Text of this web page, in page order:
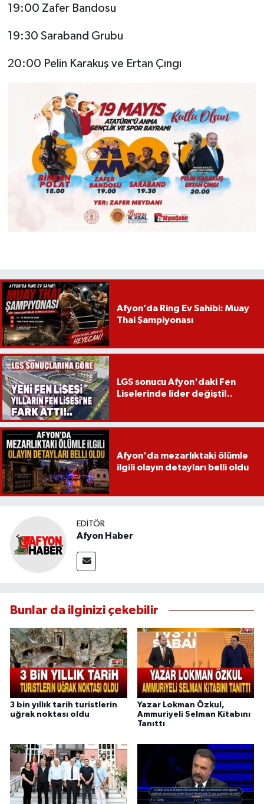
19:00 Zafer Bandosu
19:30 Saraband Grubu
20:00 Pelin Karakuş ve Ertan Çıngı
Afyon’da Ring Ev Sahibi: Muay
Thai Şampiyonası
LGS sonucu Afyon'daki Fen
Liselerinde lider değişti!..
Afyon'da mezarlıktaki ölümle
ilgili olayın detayları belli oldu
EDITÖR
Afyon Haber
Bunlar da ilginizi çekebilir
3 bin yıllık tarih turistlerin
uğrak noktası oldu
Yazar Lokman Özkul,
Ammuriyeli Selman Kitabını
Tanıttı